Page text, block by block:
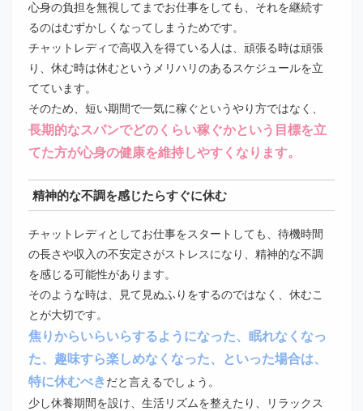
心身の負担を無視してまでお仕事をしても、それを継続す
るのはむずかしくなってしまうためです。
チャットレディで高収入を得ている人は、頑張る時は頑張
り、休む時は休むというメリハリのあるスケジュールを立
てています。
そのため、短い期間で一気に稼ぐというやり方ではなく、
長期的なスパンでどのくらい稼ぐかという目標を立
てた方が心身の健康を維持しやすくなります。
精神的な不調を感じたらすぐに休む
チャットレディとしてお仕事をスタートしても、待機時間
の長さや収入の不安定さがストレスになり、精神的な不調
を感じる可能性があります。
そのような時は、見て見ぬふりをするのではなく、休むこ
とが大切です。
焦りからいらいらするようになった、眠れなくなっ
た、趣味すら楽しめなくなった、といった場合は、
特に休むべき だと言えるでしょう。
少し休養期間を設け、生活リズムを整えたり、リラックス